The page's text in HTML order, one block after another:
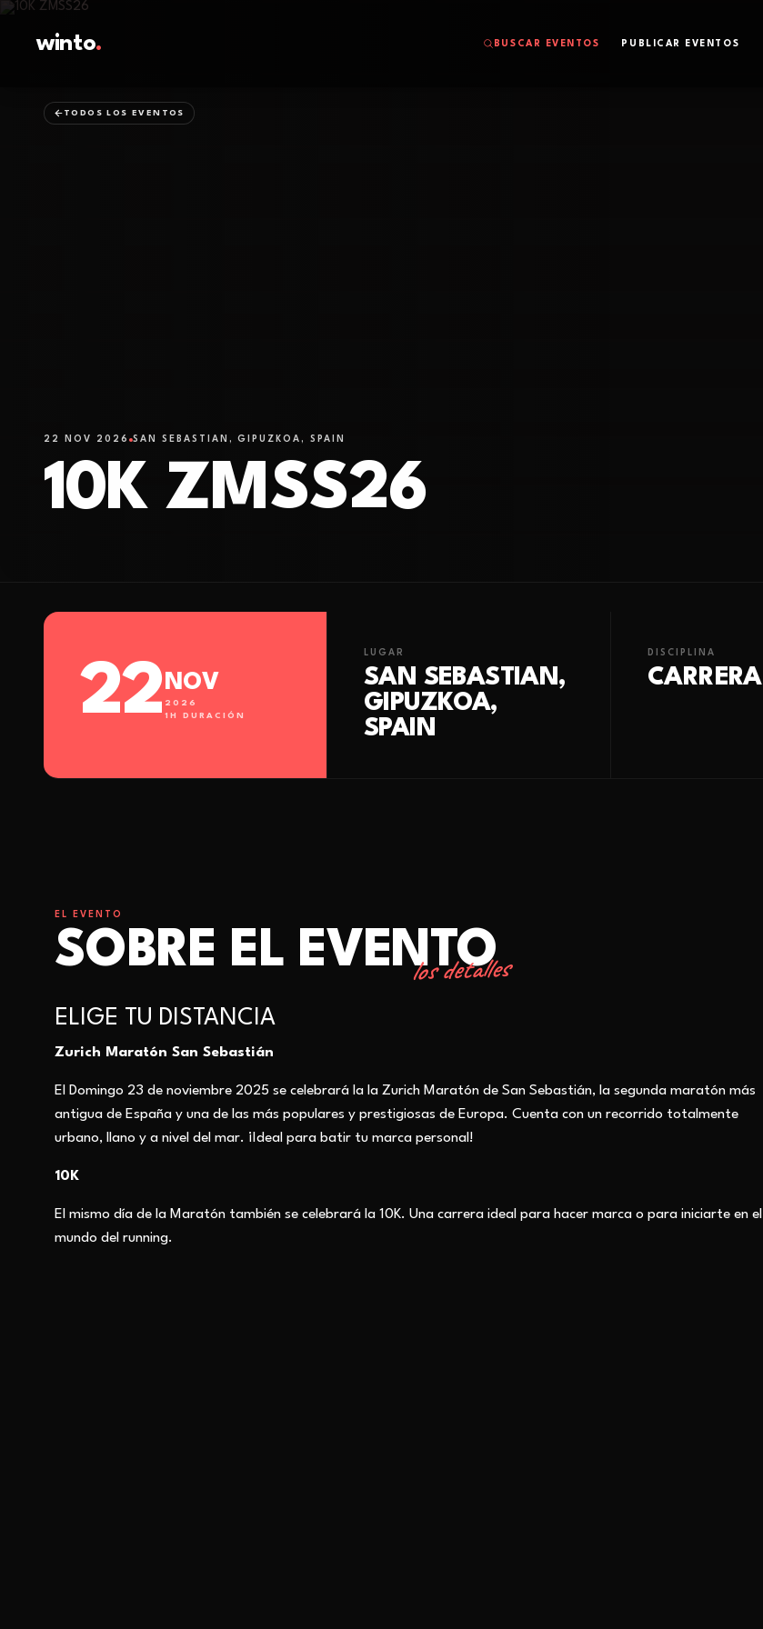
winto. BUSCAR EVENTOS PUBLICAR EVENTOS
TODOS LOS EVENTOS
22 NOV 2026 SAN SEBASTIAN, GIPUZKOA, SPAIN
10K ZMSS26
22 NOV
2026
1 H DURACIÓN
LUGAR
SAN SEBASTIAN,
GIPUZKOA,
SPAIN
DISCIPLINA
CARRERA
EL EVENTO
SOBRE EL EVENTO
los detalles
ELIGE TU DISTANCIA
Zurich Maratón San Sebastián
El Domingo 23 de noviembre 2025 se celebrará la la Zurich Maratón de San Sebastián, la segunda maratón más
antigua de España y una de las más populares y prestigiosas de Europa. Cuenta con un recorrido totalmente
urbano, llano y a nivel del mar. ¡Ideal para batir tu marca personal!
10K
El mismo día de la Maratón también se celebrará la 10K. Una carrera ideal para hacer marca o para iniciarte en el
mundo del running.